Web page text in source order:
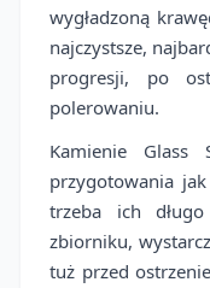
wygładzoną
najczystsze,
progresji, po
polerowaniu.
Kamienie Glass
przygotowania
trzeba ich
zbiorniku,
tuż przed